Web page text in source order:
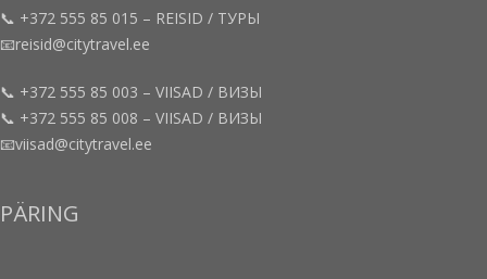
📞 +372 555 85 015 – REISID / ТУРЫ
📧reisid@citytravel.ee
📞 +372 555 85 003 – VIISAD / ВИЗЫ
📞 +372 555 85 008 – VIISAD / ВИЗЫ
📧viisad@citytravel.ee
PÄRING